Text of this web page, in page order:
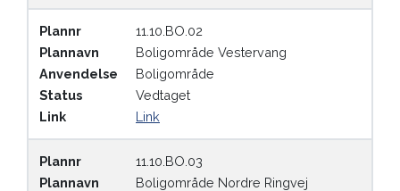
Plannr
11.10.BO.02
Plannavn
Boligområde Vestervang
Anvendelse
Boligområde
Status
Vedtaget
Link
Link
Plannr
11.10.BO.03
Plannavn
Boligområde Nordre Ringvej